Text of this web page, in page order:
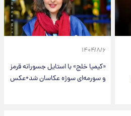
۱۴۰۴/۸/۶
«کیمیا خلج» با استایل جسورانه قرمز
و سورمه‌ای سوژه عکاسان شد+عکس